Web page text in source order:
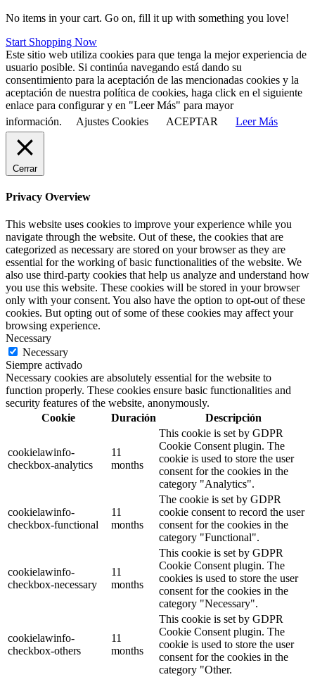
No items in your cart. Go on, fill it up with something you love!
Start Shopping Now
Este sitio web utiliza cookies para que tenga la mejor experiencia de
usuario posible. Si continúa navegando está dando su
consentimiento para la aceptación de las mencionadas cookies y la
aceptación de nuestra política de cookies, haga click en el siguiente
enlace para configurar y en "Leer Más" para mayor
información.
Ajustes Cookies ACEPTAR Leer Más
Cerrar
Privacy Overview
This website uses cookies to improve your experience while you
navigate through the website. Out of these, the cookies that are
categorized as necessary are stored on your browser as they are
essential for the working of basic functionalities of the website. We
also use third-party cookies that help us analyze and understand how
you use this website. These cookies will be stored in your browser
only with your consent. You also have the option to opt-out of these
cookies. But opting out of some of these cookies may affect your
browsing experience.
Necessary
Necessary
Siempre activado
Necessary cookies are absolutely essential for the website to
function properly. These cookies ensure basic functionalities and
security features of the website, anonymously.
Cookie
Duración Descripción
cookielawinfo-
checkbox-analytics
11
months
This cookie is set by GDPR
Cookie Consent plugin. The
cookie is used to store the user
consent for the cookies in the
category "Analytics".
cookielawinfo-
checkbox-functional
11
months
The cookie is set by GDPR
cookie consent to record the user
consent for the cookies in the
category "Functional".
cookielawinfo-
checkbox-necessary
11
months
This cookie is set by GDPR
Cookie Consent plugin. The
cookies is used to store the user
consent for the cookies in the
category "Necessary".
cookielawinfo-
checkbox-others
11
months
This cookie is set by GDPR
Cookie Consent plugin. The
cookie is used to store the user
consent for the cookies in the
category "Other.